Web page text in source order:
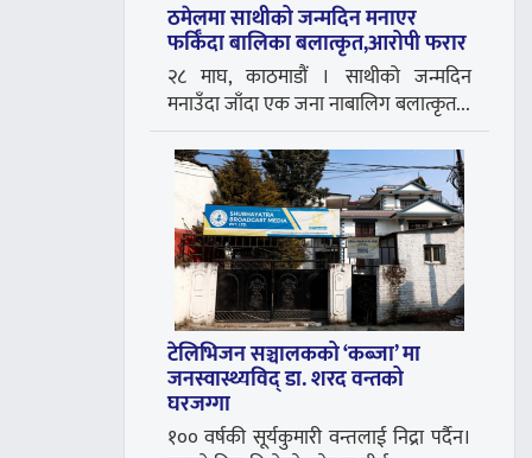
ठमेलमा साथीको जन्मदिन मनाएर
फर्किँदा बालिका बलात्कृत,आरोपी फरार
२८ माघ, काठमाडौं । साथीको जन्मदिन
मनाउँदा जाँदा एक जना नाबालिग बलात्कृत...
टेलिभिजन सञ्चालकको ‘कब्जा’ मा
जनस्वास्थ्यविद् डा. शरद वन्तको
घरजग्गा
१०० वर्षकी सूर्यकुमारी वन्तलाई निद्रा पर्दैन।